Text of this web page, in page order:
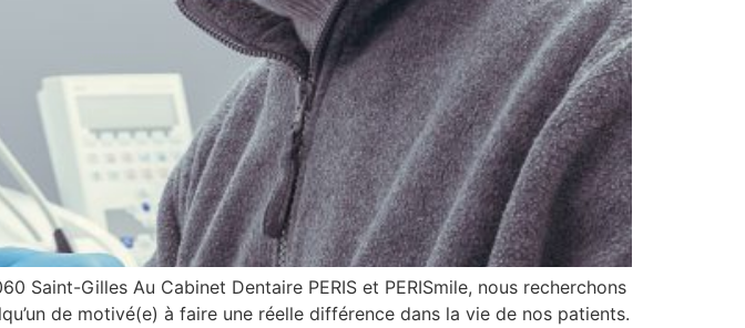
Saint-Gilles Au Cabinet Dentaire PERIS et PERISmile, nous recherchons
de motivé(e) à faire une réelle différence dans la vie de nos patients.